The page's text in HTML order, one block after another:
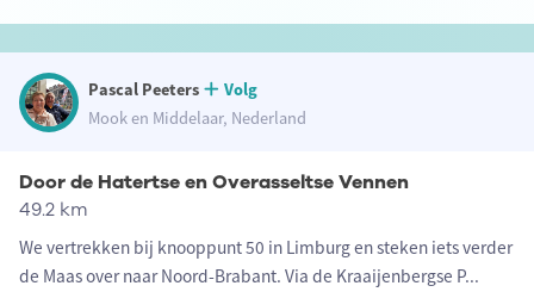
Pascal Peeters
Volg
Mook en Middelaar, Nederland
Door de Hatertse en Overasseltse Vennen
49.2 km
We vertrekken bij knooppunt 50 in Limburg en steken iets verder
de Maas over naar Noord-Brabant. Via de Kraaijenbergse P...